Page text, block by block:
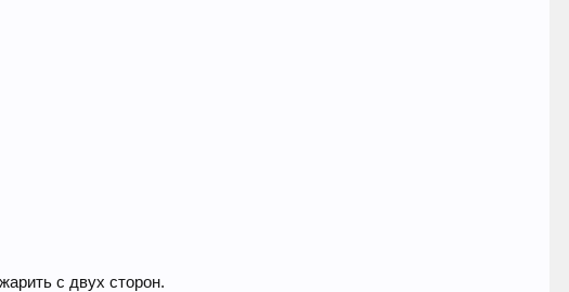
с двух сторон.